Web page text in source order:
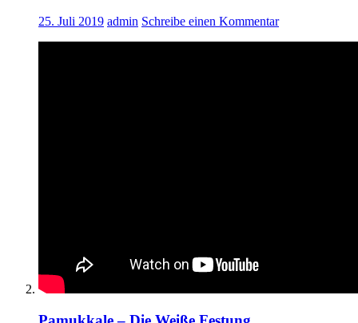
25. Juli 2019 admin Schreibe einen Kommentar